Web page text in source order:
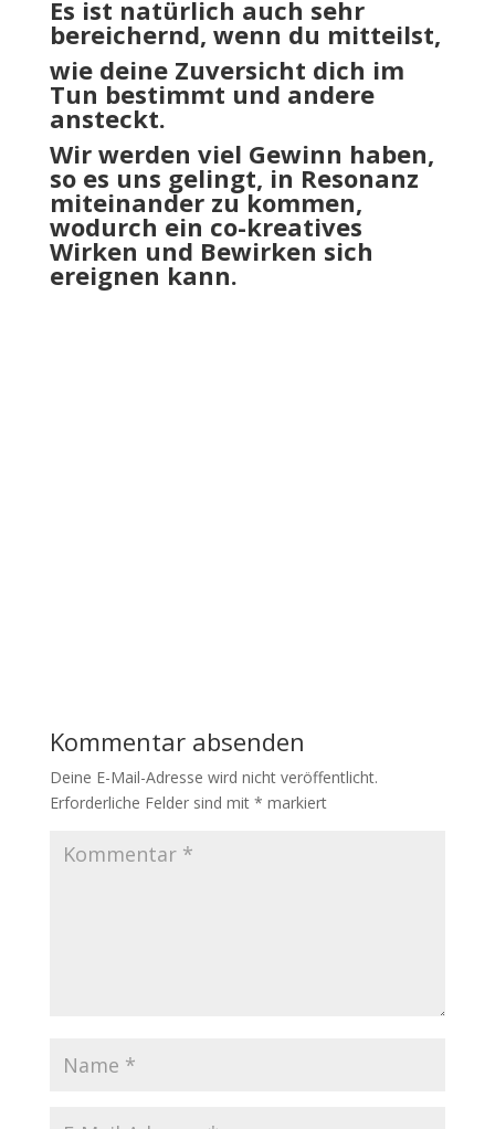
Es ist natürlich auch sehr
bereichernd, wenn du mitteilst,
wie deine Zuversicht dich im
Tun bestimmt und andere
ansteckt.
Wir werden viel Gewinn haben,
so es uns gelingt, in Resonanz
miteinander zu kommen,
wodurch ein co-kreatives
Wirken und Bewirken sich
ereignen kann.
Kommentar absenden
Deine E-Mail-Adresse wird nicht veröffentlicht.
Erforderliche Felder sind mit * markiert